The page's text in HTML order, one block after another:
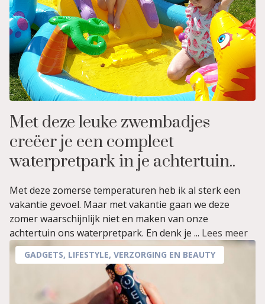
Met deze leuke zwembadjes
creëer je een compleet
waterpretpark in je achtertuin..
Met deze zomerse temperaturen heb ik al sterk een
vakantie gevoel. Maar met vakantie gaan we deze
zomer waarschijnlijk niet en maken van onze
achtertuin ons waterpretpark. En denk je ... Lees meer
GADGETS, LIFESTYLE, VERZORGING EN BEAUTY